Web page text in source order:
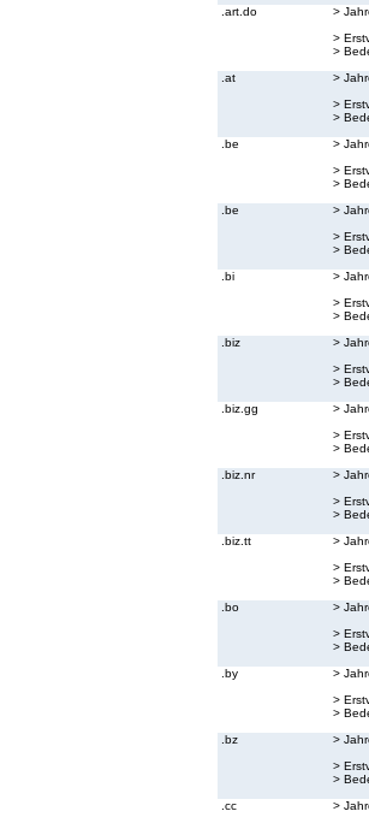
.art.do
>
>
>
.at
>
>
>
.be
>
>
>
.be
>
>
>
.bi
>
>
>
.biz
>
>
>
.biz.gg
>
>
>
.biz.nr
>
>
>
.biz.tt
>
>
>
.bo
>
>
>
.by
>
>
>
.bz
>
>
>
.cc
>